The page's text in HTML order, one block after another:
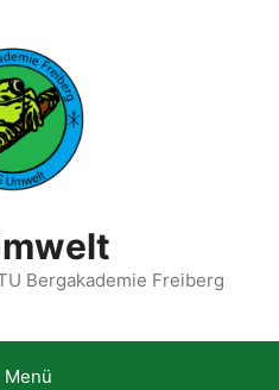
Bergakademie Freiberg
Menü